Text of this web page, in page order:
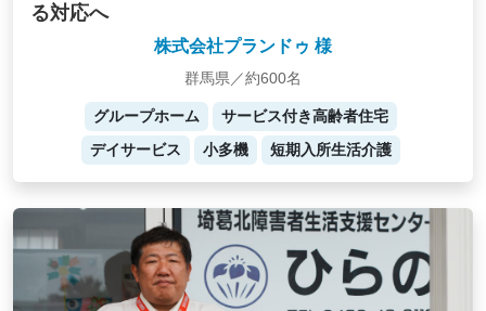
る対応へ
株式会社プランドゥ 様
群馬県／約600名
グループホーム
サービス付き高齢者住宅
デイサービス
小多機 短期入所生活介護